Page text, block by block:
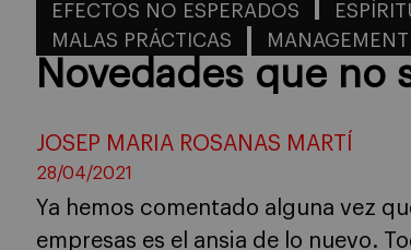
EFECTOS NO ESPERADOS
MALAS PRÁCTICAS
MANAGEMENT
Novedades que no
JOSEP MARIA ROSANAS MARTÍ
28/04/2021
Ya hemos comentado alguna vez
empresas es el ansia de lo nuevo.